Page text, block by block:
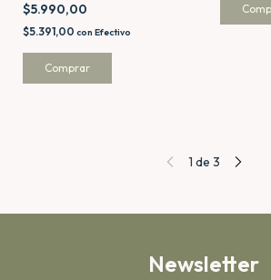
$5.990,00
$5.391,00 con Efectivo
1 de 3
Newsletter